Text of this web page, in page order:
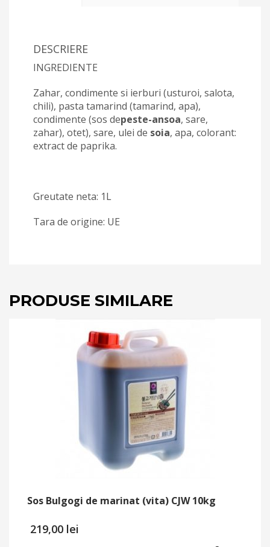
DESCRIERE
INGREDIENTE
Zahar, condimente si ierburi (usturoi, salota,
chili), pasta tamarind (tamarind, apa),
condimente (sos depeste-ansoa, sare,
zahar), otet), sare, ulei de soia, apa, colorant:
extract de paprika.
Greutate neta: 1L
Tara de origine: UE
PRODUSE SIMILARE
Sos Bulgogi de marinat (vita) CJW 10kg
219,00 lei